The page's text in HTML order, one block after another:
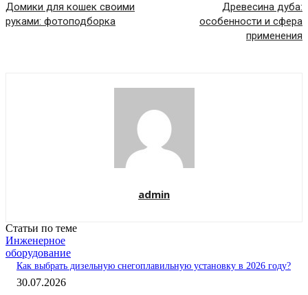
Домики для кошек своими
руками: фотоподборка
Древесина дуба:
особенности и сфера
применения
admin
Статьи по теме
Инженерное
оборудование
Как выбрать дизельную снегоплавильную установку в 2026 году?
30.07.2026